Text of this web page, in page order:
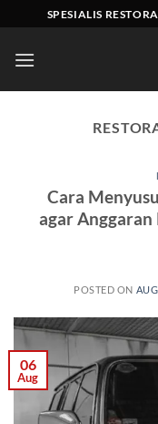
to
content
SPESIALIS
Cara
agar Anggaran
POSTED ON
06
Aug